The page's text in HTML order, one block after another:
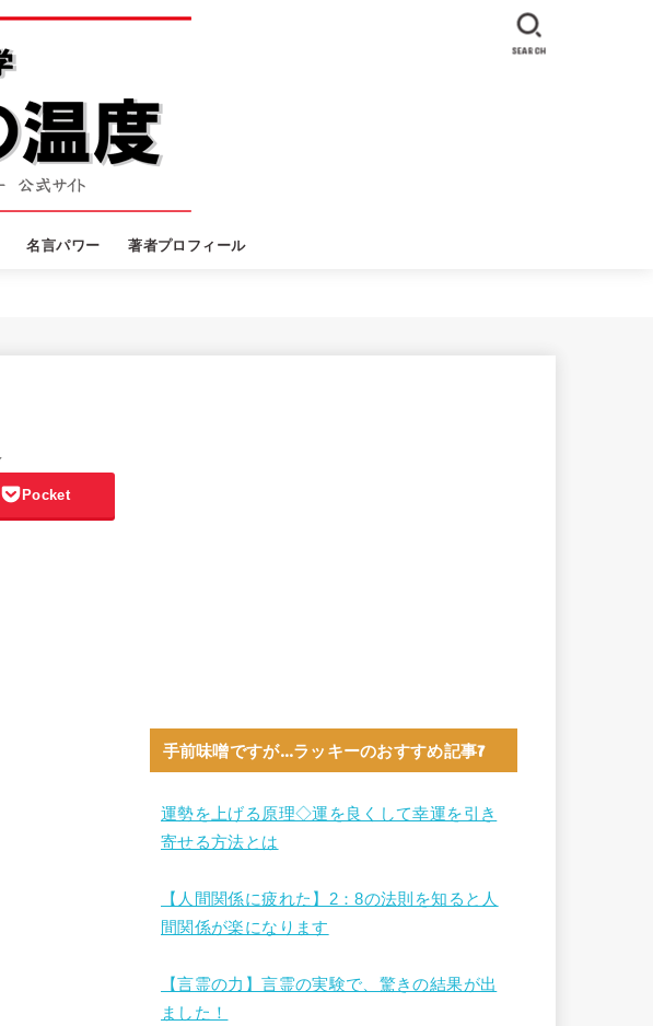
名言パワー 著者プロフィール
SEARCH
Pocket
手前味噌ですが…ラッキーのおすすめ記事7
運勢を上げる原理◇運を良くして幸運を引き
寄せる方法とは
【人間関係に疲れた】2：8の法則を知ると人
間関係が楽になります
【言霊の力】言霊の実験で、驚きの結果が出
ました！